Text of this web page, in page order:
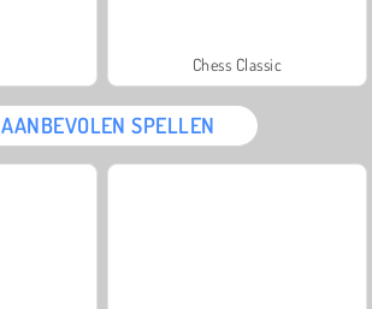
Chess Classic
AANBEVOLEN SPELLEN